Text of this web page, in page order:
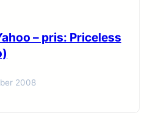
– pris: Priceless
2008